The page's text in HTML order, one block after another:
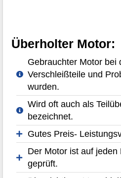
Überholter Motor:
Gebrauchter Motor bei
Verschleißteile und
wurden.
Wird oft auch als
bezeichnet.
Gutes Preis-
Der Motor ist auf
geprüft.